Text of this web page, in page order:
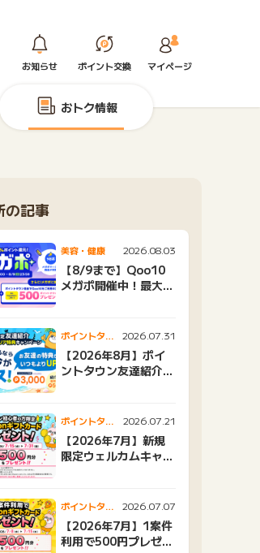
お知らせ ポイント交換 マイページ
おトク情報
の記事
美容・健康 2026.08.03
【8/9まで】Qoo10
メガポ開催中！最大
ポイントタウ
ンニュース
2026.07.31
【2026年8月】ポイ
ントタウン友達紹介キ
ポイントタウ
ンニュース
2026.07.21
【2026年7月】新規
限定ウェルカムキャン
ポイントタウ
ンニュース
2026.07.07
【2026年7月】1案件
利用で500円プレゼン